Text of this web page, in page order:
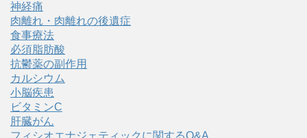
神経痛
肉離れ・肉離れの後遺症
食事療法
必須脂肪酸
抗鬱薬の副作用
カルシウム
小脳疾患
ビタミンC
肝臓がん